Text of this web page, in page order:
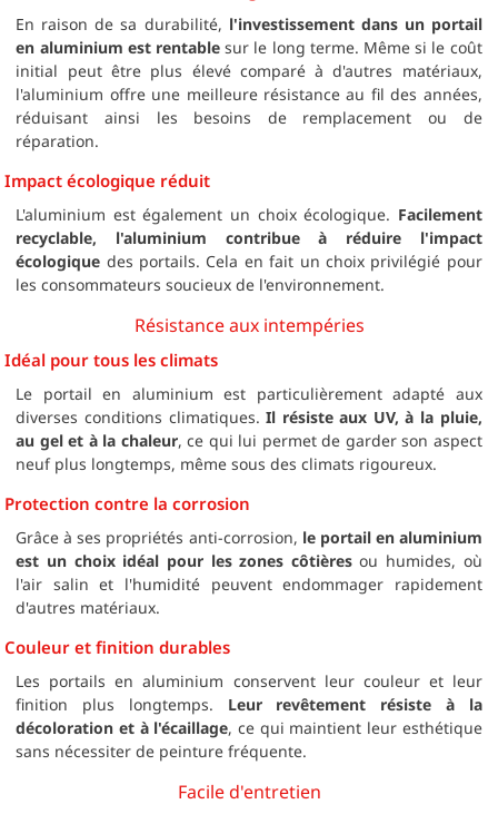
En raison de sa durabilité, l'investissement dans un portail
en aluminium est rentable sur le long terme. Même si le coût
initial peut être plus élevé comparé à d'autres matériaux,
l'aluminium offre une meilleure résistance au fil des années,
réduisant ainsi les besoins de remplacement ou de
réparation.
Impact écologique réduit
L'aluminium est également un choix écologique. Facilement
recyclable, l'aluminium contribue à réduire l'impact
écologique des portails. Cela en fait un choix privilégié pour
les consommateurs soucieux de l'environnement.
Résistance aux intempéries
Idéal pour tous les climats
Le portail en aluminium est particulièrement adapté aux
diverses conditions climatiques.Il résiste aux UV, à la pluie,
au gel et à la chaleur, ce qui lui permet de garder son aspect
neuf plus longtemps, même sous des climats rigoureux.
Protection contre la corrosion
Grâce à ses propriétés anti-corrosion, le portail en aluminium
est un choix idéal pour les zones côtièresou humides, où
l'air salin et l'humidité peuvent endommager rapidement
d'autres matériaux.
Couleur et finition durables
Les portails en aluminium conservent leur couleur et leur
finition plus longtemps. Leur revêtement résiste à la
décoloration et à l'écaillage, ce qui maintient leur esthétique
sans nécessiter de peinture fréquente.
Facile d'entretien